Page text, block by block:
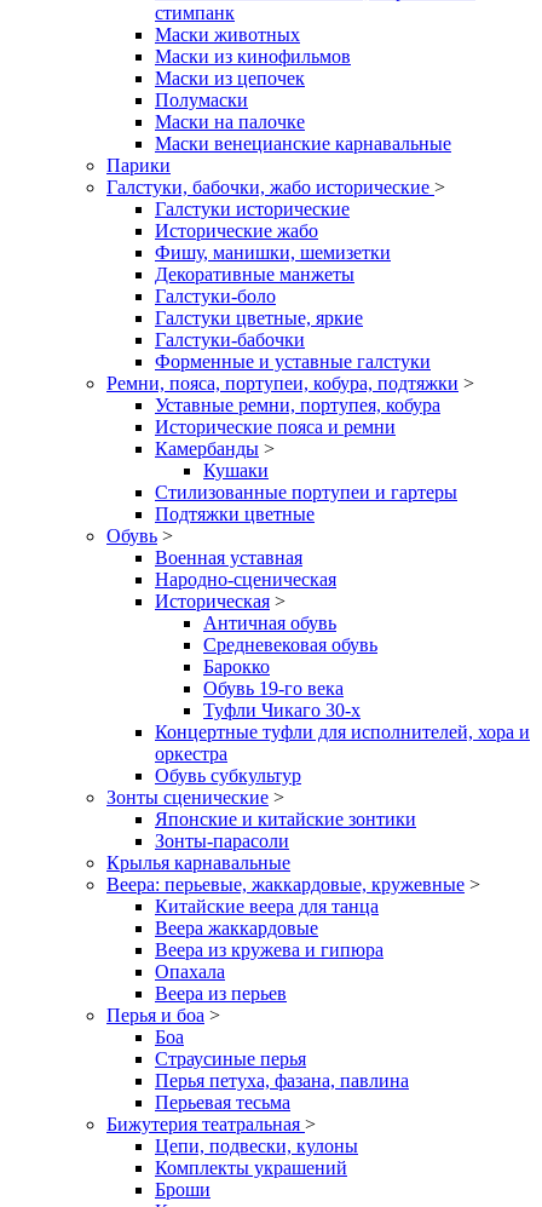
стимпанк
Маски животных
Маски из кинофильмов
Маски из цепочек
Полумаски
Маски на палочке
Маски венецианские карнавальные
Парики
Галстуки, бабочки, жабо исторические >
Галстуки исторические
Исторические жабо
Фишу, манишки, шемизетки
Декоративные манжеты
Галстуки-боло
Галстуки цветные, яркие
Галстуки-бабочки
Форменные и уставные галстуки
Ремни, пояса, портупеи, кобура, подтяжки >
Уставные ремни, портупея, кобура
Исторические пояса и ремни
Камербанды >
Кушаки
Стилизованные портупеи и гартеры
Подтяжки цветные
Обувь >
Военная уставная
Народно-сценическая
Историческая >
Античная обувь
Средневековая обувь
Барокко
Обувь 19-го века
Туфли Чикаго 30-х
Концертные туфли для исполнителей, хора и
оркестра
Обувь субкультур
Зонты сценические >
Японские и китайские зонтики
Зонты-парасоли
Крылья карнавальные
Веера: перьевые, жаккардовые, кружевные >
Китайские веера для танца
Веера жаккардовые
Веера из кружева и гипюра
Опахала
Веера из перьев
Перья и боа >
Боа
Страусиные перья
Перья петуха, фазана, павлина
Перьевая тесьма
Бижутерия театральная >
Цепи, подвески, кулоны
Комплекты украшений
Броши